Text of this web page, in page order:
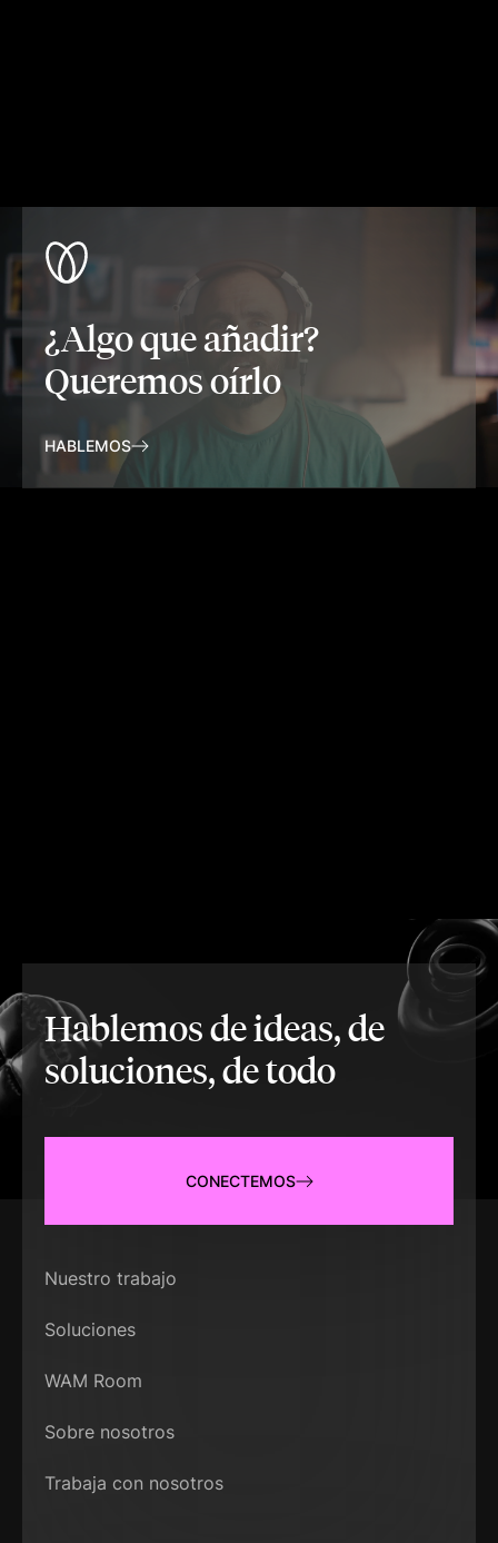
¿Algo que añadir?
Queremos oírlo
HABLEMOS
Hablemos de ideas, de
soluciones, de todo
CONECTEMOS
Nuestro trabajo
Soluciones
WAM Room
Sobre nosotros
Trabaja con nosotros